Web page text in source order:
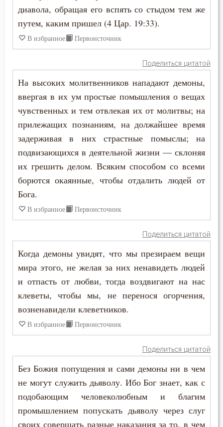
диавола, обращая его вспять со стыдом тем же
путем, каким пришел (4 Цар. 19:33).
В избранное Первоисточник
Поделиться цитатой
На высоких молитвенников нападают демоны,
ввергая в их ум простые помышления о вещах
чувственных и тем отвлекая их от молитвы; на
прилежащих познаниям, на должайшее время
задерживая в них страстные помыслы; на
подвизающихся в деятельной жизни — склоняя
их грешить делом. Всяким способом со всеми
борются окаянные, чтобы отдалить людей от
Бога.
В избранное Первоисточник
Поделиться цитатой
Когда демоны увидят, что мы презираем вещи
мира этого, не желая за них ненавидеть людей
и отпасть от любви, тогда воздвигают на нас
клеветы, чтобы мы, не перенося огорчения,
возненавидели клеветников.
В избранное Первоисточник
Поделиться цитатой
Без Божия попущения и сами демоны ни в чем
не могут служить дьяволу. Ибо Бог знает, как с
подобающим человеколюбным и благим
промышлением попускать дьяволу через слуг
своих совершать разные наказания за то, в чем